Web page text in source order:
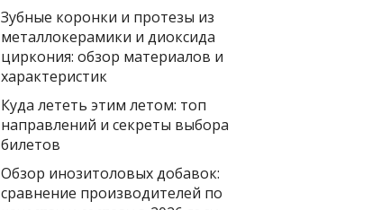
Зубные коронки и протезы из
металлокерамики и диоксида
циркония: обзор материалов и
характеристик
Куда лететь этим летом: топ
направлений и секреты выбора
билетов
Обзор инозитоловых добавок:
сравнение производителей по